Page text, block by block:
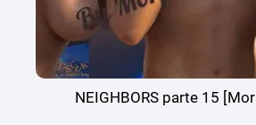
NEIGHBORS parte 15